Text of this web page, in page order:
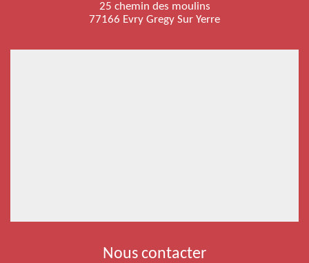
25 chemin des moulins
77166 Evry Gregy Sur Yerre
Nous contacter